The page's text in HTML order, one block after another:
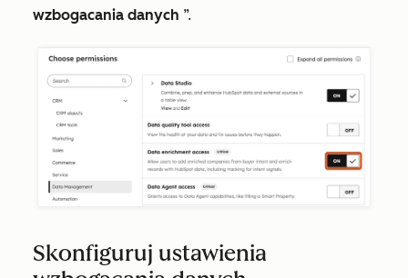
wzbogacania danych ”.
Skonfiguruj ustawienia